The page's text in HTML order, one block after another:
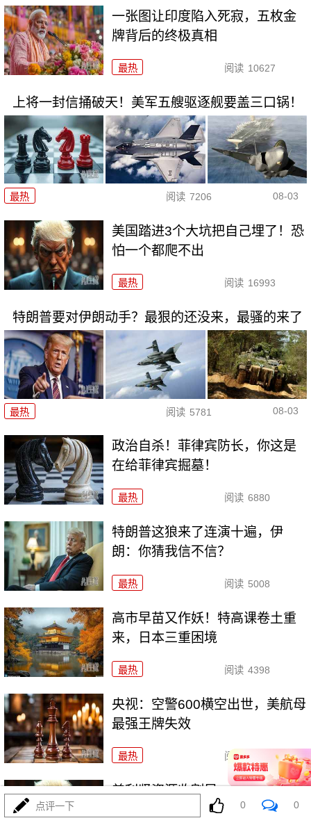
一张图让印度陷入死寂，五枚金
牌背后的终极真相
最热 阅读 10627
上将一封信捅破天！美军五艘驱逐舰要盖三口锅！
最热 阅读 7206 08-03
美国踏进3个大坑把自己埋了！恐
怕一个都爬不出
最热 阅读 16993
特朗普要对伊朗动手？最狠的还没来，最骚的来了
最热 阅读 5781 08-03
政治自杀！菲律宾防长，你这是
在给菲律宾掘墓！
最热 阅读 6880
特朗普这狼来了连演十遍，伊
朗：你猜我信不信？
最热 阅读 5008
高市早苗又作妖！特高课卷土重
来，日本三重困境
最热 阅读 4398
央视：空警600横空出世，美航母
最强王牌失效
最热 阅读 23193
美利坚资源收割局：特朗普为何
点评一下 0 0